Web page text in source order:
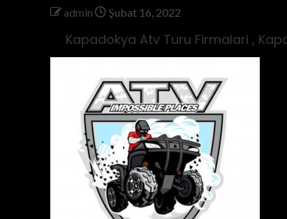
admin Şubat 16, 2022
Kapadokya Atv Turu Firmalari ,